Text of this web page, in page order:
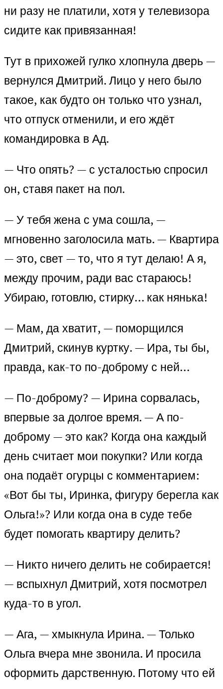
ни разу не платили, хотя у телевизора
сидите как привязанная!
Тут в прихожей гулко хлопнула дверь —
вернулся Дмитрий. Лицо у него было
такое, как будто он только что узнал,
что отпуск отменили, и его ждёт
командировка в Ад.
— Что опять? — с усталостью спросил
он, ставя пакет на пол.
— У тебя жена с ума сошла, —
мгновенно заголосила мать. — Квартира
— это, свет — то, что я тут делаю! А я,
между прочим, ради вас стараюсь!
Убираю, готовлю, стирку… как нянька!
— Мам, да хватит, — поморщился
Дмитрий, скинув куртку. — Ира, ты бы,
правда, как-то по-доброму с ней…
— По-доброму? — Ирина сорвалась,
впервые за долгое время. — А по-
доброму — это как? Когда она каждый
день считает мои покупки? Или когда
она подаёт огурцы с комментарием:
«Вот бы ты, Иринка, фигуру берегла как
Ольга!»? Или когда она в суде тебе
будет помогать квартиру делить?
— Никто ничего делить не собирается!
— вспыхнул Дмитрий, хотя посмотрел
куда-то в угол.
— Ага, — хмыкнула Ирина. — Только
Ольга вчера мне звонила. И просила
оформить дарственную. Потому что ей